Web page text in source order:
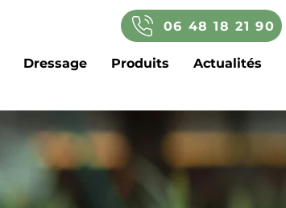
06 48 18 21 90
Dressage Produits Actualités